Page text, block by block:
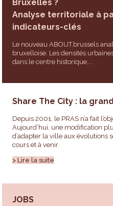
Bruxelles ?
Analyse territoriale à
indicateurs-clés
Le nouveau ABOUT.brussels
bruxelloise. Les densités
dans le centre historique,...
Share The City : la
Depuis 2001, le PRAS n’a fait
Aujourd’hui, une modification
d’adapter la ville aux évolutions
cours et à venir.
> Lire la suite
JOBS